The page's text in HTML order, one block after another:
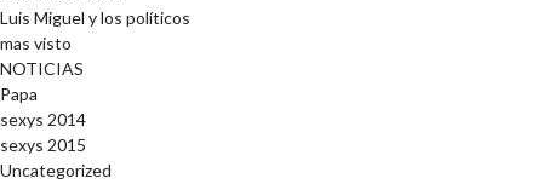
Luis Miguel y los políticos
mas visto
NOTICIAS
Papa
sexys 2014
sexys 2015
Uncategorized